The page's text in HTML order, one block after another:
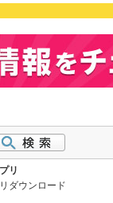
リ
ダウンロード